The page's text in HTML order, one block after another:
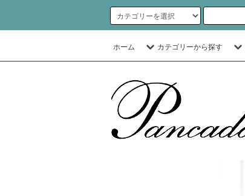
ホーム カテゴリーから探す